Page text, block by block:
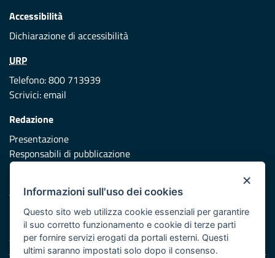
Accessibilità
Dichiarazione di accessibilità
URP
Telefono: 800 713939
Scrivici:email
Redazione
Presentazione
Responsabili di pubblicazione
Vai al sito di Protezione Civile Puglia
Iniziativa finanziata con risorse del POR Puglia 2014/2020 -
Asse XI
×
Informazioni sull'uso dei cookies
Questo sito web utilizza cookie essenziali per garantire
il suo corretto funzionamento e cookie di terze parti
per fornire servizi erogati da portali esterni. Questi
ultimi saranno impostati solo dopo il consenso.